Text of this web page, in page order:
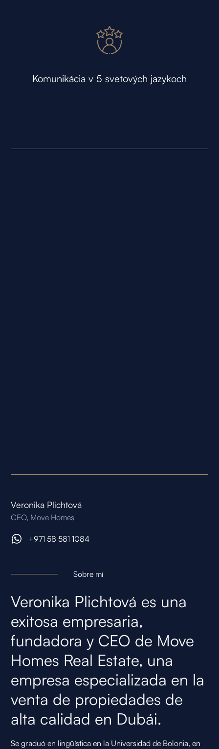
Komunikácia v 5 svetových jazykoch
Sobre mí
Veronika Plichtová es una
exitosa empresaria,
fundadora y CEO de Move
Homes Real Estate, una
empresa especializada en la
venta de propiedades de
alta calidad en Dubái.
Se graduó en lingüística en la Universidad de Bolonia, en
Veronika Plichtová
CEO, Move Homes
+971 58 581 1084